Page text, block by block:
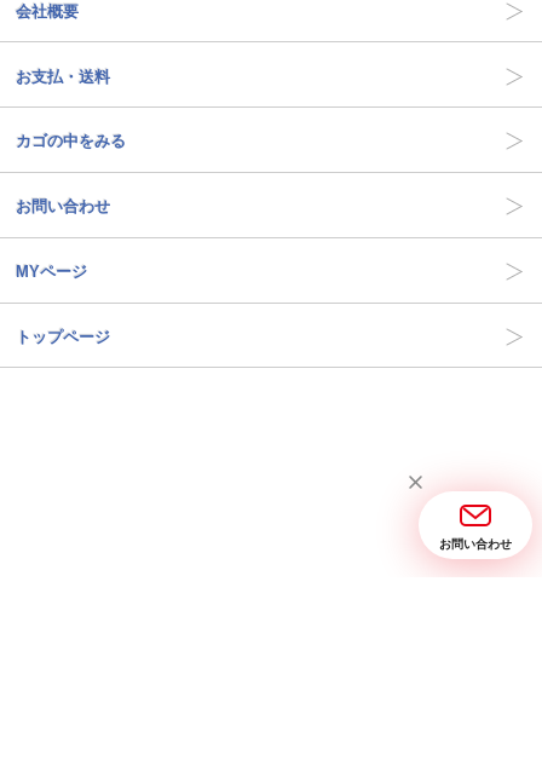
会社概要
お支払・送料
カゴの中をみる
お問い合わせ
MYページ
トップページ
お問い合わせ